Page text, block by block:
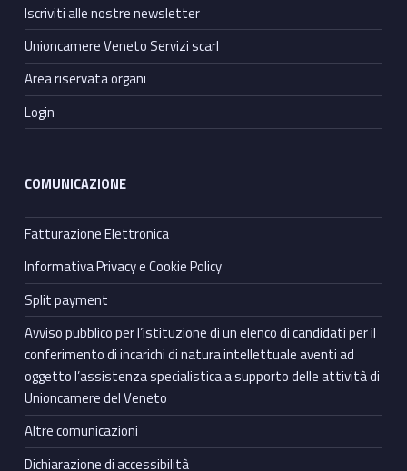
Iscriviti alle nostre newsletter
Unioncamere Veneto Servizi scarl
Area riservata organi
Login
COMUNICAZIONE
Fatturazione Elettronica
Informativa Privacy e Cookie Policy
Split payment
Avviso pubblico per l’istituzione di un elenco di candidati per il
conferimento di incarichi di natura intellettuale aventi ad
oggetto l’assistenza specialistica a supporto delle attività di
Unioncamere del Veneto
Altre comunicazioni
Dichiarazione di accessibilità